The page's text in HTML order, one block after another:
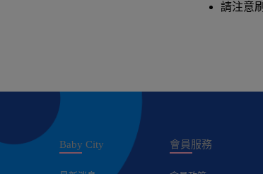
請注意
Baby City 會員服務